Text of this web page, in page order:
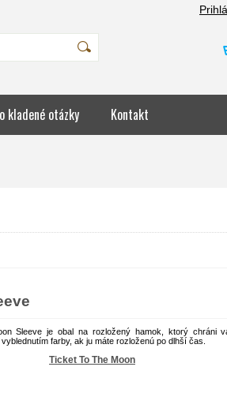
kladené otázky Kontakt
Sleeve je obal na rozložený hamok, ktorý chráni
farby, ak ju máte rozloženú po dlhší čas.
Ticket To The Moon